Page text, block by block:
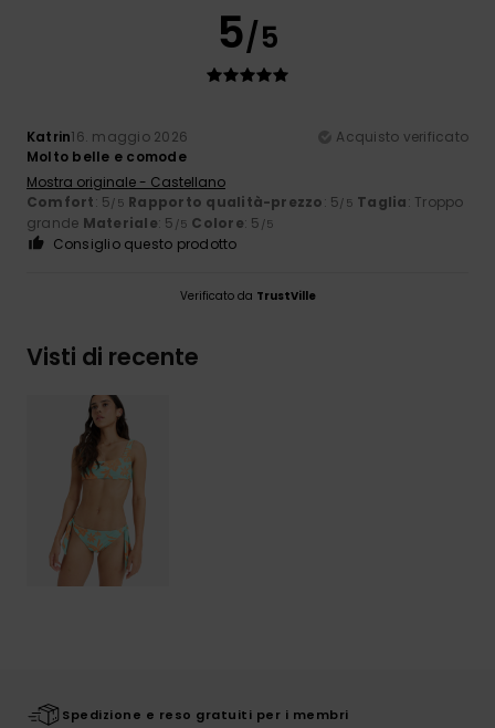
5/5
Katrin16. maggio 2026
Acquisto verificato
Molto belle e comode
Mostra originale - Castellano
Comfort: 5/5 Rapporto qualità-prezzo: 5/5 Taglia: Troppo
grande Materiale: 5 /5 Colore: 5 /5
Consiglio questo prodotto
Verificato da TrustVille
Visti di recente
Spedizione e reso gratuiti per i membri